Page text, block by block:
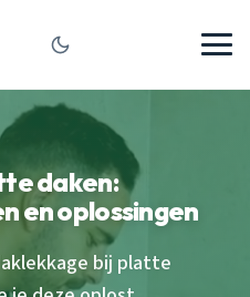
daken:
en oplossingen
bij platte